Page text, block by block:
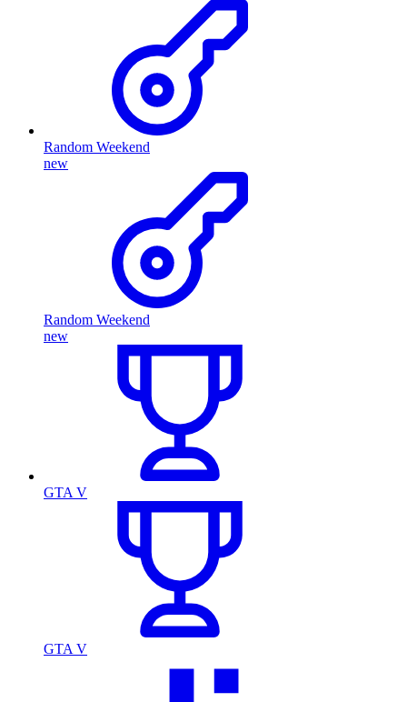
Random Weekend
new
Random Weekend
new
GTA V
GTA V